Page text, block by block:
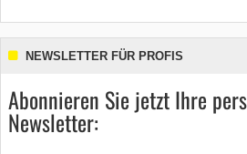
NEWSLETTER FÜR PROFIS
Abonnieren Sie jetzt Ihre
Newsletter: